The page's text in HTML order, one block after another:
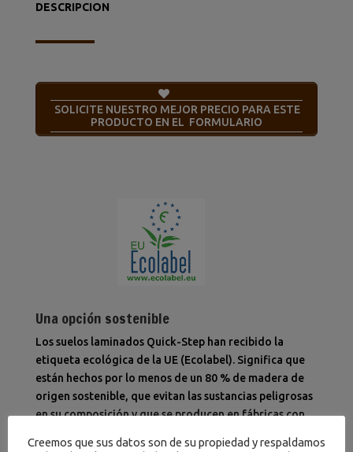
DESCRIPCION
SOLICITE NUESTRO MEJOR PRECIO PARA ESTE
PRODUCTO EN EL FORMULARIO
Una opción sostenible
Los suelos laminados Quick-Step han recibido la
etiqueta ecológica de la UE (Ecolabel). Significa que
están hechos por lo menos de un 80 % de madera de
origen sostenible, que evitan las sustancias peligrosas
en su composición y que se producen en fábricas con
Creemos que sus datos son de su propiedad y respaldamos